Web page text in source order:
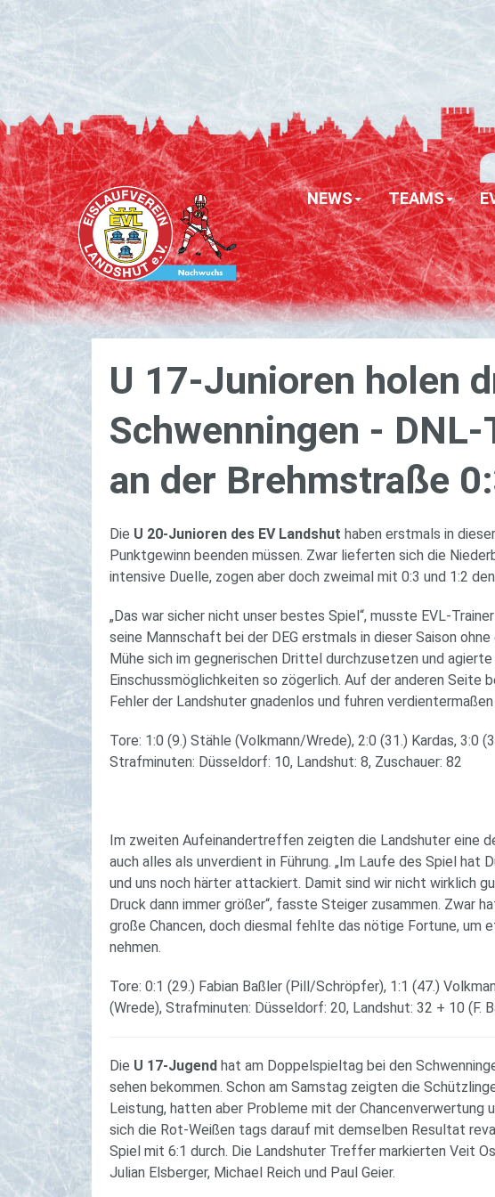
NEWS TEAMS
U 17-Ju­nio­ren holen
Schwen­nin­gen -
an der Brehm­stra­ße
Die U 20-Junioren des EV Landshut haben erstmals in
Punktgewinn beenden müssen. Zwar lieferten sich die
intensive Duelle, zogen aber doch zweimal mit 0:3 und 1:2
„Das war sicher nicht unser bestes Spiel“, musste EVL-
seine Mannschaft bei der DEG erstmals in dieser Saison
Mühe sich im gegnerischen Drittel durchzusetzen und agierte
Einschussmöglichkeiten so zögerlich. Auf der anderen Seite
Fehler der Landshuter gnadenlos und fuhren
Tore: 1:0 (9.) Stähle (Volkmann/Wrede), 2:0 (31.) Kardas, 3:0
Strafminuten: Düsseldorf: 10, Landshut: 8, Zuschauer: 82
Im zweiten Aufeinandertreffen zeigten die Landshuter eine
auch alles als unverdient in Führung. „Im Laufe des Spiel hat
und uns noch härter attackiert. Damit sind wir nicht wirklich
Druck dann immer größer“, fasste Steiger zusammen. Zwar
große Chancen, doch diesmal fehlte das nötige Fortune, um
nehmen.
Tore: 0:1 (29.) Fabian Baßler (Pill/Schröpfer), 1:1 (47.)
(Wrede), Strafminuten: Düsseldorf: 20, Landshut: 32 + 10 (F.
Die U 17-Jugend hat am Doppelspieltag bei den
sehen bekommen. Schon am Samstag zeigten die
Leistung, hatten aber Probleme mit der Chancenverwertung
sich die Rot-Weißen tags darauf mit demselben Resultat
Spiel mit 6:1 durch. Die Landshuter Treffer markierten Veit
Julian Elsberger, Michael Reich und Paul Geier.